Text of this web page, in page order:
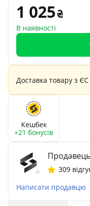
1 025
В наявності
Доставка товару з ЄС
Кешбек
+21 бонусів
309
Написати продавцю